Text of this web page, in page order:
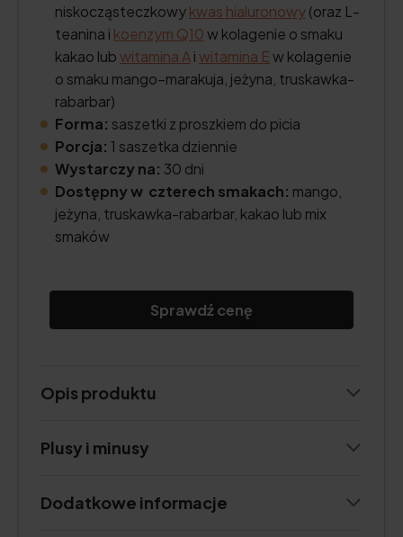
niskocząsteczkowykwas hialuronowy(oraz L-
teanina i koenzym Q10w kolagenie o smaku
kakao lubwitamina Aiwitamina Ew kolagenie
o smaku mango–marakuja, jeżyna, truskawka-
rabarbar)
Forma: saszetki z proszkiem do picia
Porcja: 1 saszetka dziennie
Wystarczy na: 30 dni
Dostępny w czterech smakach: mango,
jeżyna, truskawka-rabarbar, kakao lub mix
smaków
Sprawdź cenę
Opis produktu
Plusy i minusy
Dodatkowe informacje